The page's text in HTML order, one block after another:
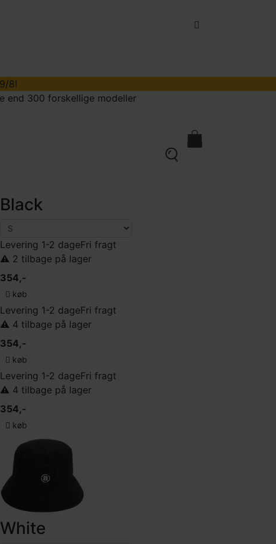
8!
end 300 forskellige modeller
Black
Levering 1-2 dageFri fragt
⚠️ 2 tilbage på lager
354,-
køb
Levering 1-2 dageFri fragt
⚠️ 4 tilbage på lager
354,-
køb
Levering 1-2 dageFri fragt
⚠️ 4 tilbage på lager
354,-
køb
White